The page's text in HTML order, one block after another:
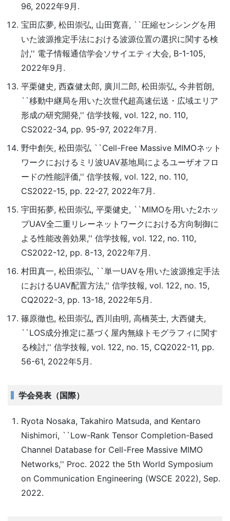
96, 2022年9月.
宝田広夢, 松田崇弘, 山田寛喜, ``圧縮センシングを用
いた波源推定手法における波源位置の選択に関する検
討,'' 電子情報通信学会ソサイエティ大会, B-1-105,
2022年9月.
平栗健史, 西森健太郎, 廣川二郎, 松田崇弘, 今井哲朗,
``移動中継局を用いた次世代超高速伝送・広域エリア
形成の研究開発,'' 信学技報, vol. 122, no. 110,
CS2022-34, pp. 95-97, 2022年7月.
野中創矢, 松田崇弘 ``Cell-Free Massive MIMOネット
ワークにおけるミリ波UAV基地局によるユーザオフロ
ードの性能評価,'' 信学技報, vol. 122, no. 110,
CS2022-15, pp. 22-27, 2022年7月.
宇田拓夢, 松田崇弘, 平栗健史, ``MIMOを用いた2ホッ
プUAV全二重リレーネットワークにおける方向制御に
よる性能改善効果,'' 信学技報, vol. 122, no. 110,
CS2022-12, pp. 8-13, 2022年7月.
村田真一, 松田崇弘, ``単一UAVを用いた波源推定手法
におけるUAV配置方法,'' 信学技報, vol. 122, no. 15,
CQ2022-3, pp. 13-18, 2022年5月.
篠原徹也, 松田崇弘, 西川由明, 高橋英士, 大西健夫,
``LOS成分推定に基づく屋内無線トモグラフィに関す
る検討,'' 信学技報, vol. 122, no. 15, CQ2022-11, pp.
56-61, 2022年5月.
学会発表（国際）
Ryota Nosaka, Takahiro Matsuda, and Kentaro
Nishimori, ``Low-Rank Tensor Completion-Based
Channel Database for Cell-Free Massive MIMO
Networks,'' Proc. 2022 the 5th World Symposium
on Communication Engineering (WSCE 2022), Sep.
2022.